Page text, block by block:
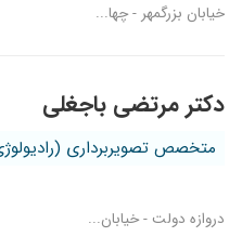
خیابان بزرگمهر - چها...
دکتر مرتضی باجغلی
متخصص تصویربرداری
دروازه دولت - خیابان...